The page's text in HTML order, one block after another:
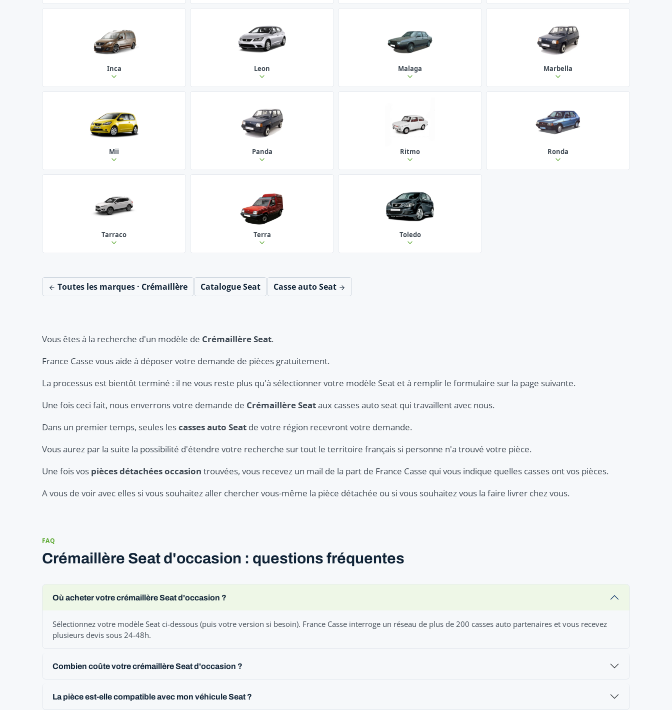
Inca Leon Malaga Marbella
Mii Panda Ritmo Ronda
Tarraco Terra Toledo
Toutes les marques · Crémaillère Catalogue Seat Casse auto Seat
Vous êtes à la recherche d'un modèle de Crémaillère Seat.
France Casse vous aide à déposer votre demande de pièces gratuitement.
La processus est bientôt terminé : il ne vous reste plus qu'à sélectionner votre modèle Seat et à remplir le formulaire sur la page suivante.
Une fois ceci fait, nous enverrons votre demande de Crémaillère Seataux casses auto seat qui travaillent avec nous.
Dans un premier temps, seules lescasses auto Seat de votre région recevront votre demande.
Vous aurez par la suite la possibilité d'étendre votre recherche sur tout le territoire français si personne n'a trouvé votre pièce.
Une fois vos pièces détachées occasion trouvées, vous recevez un mail de la part de France Casse qui vous indique quelles casses ont vos pièces.
A vous de voir avec elles si vous souhaitez aller chercher vous-même la pièce détachée ou si vous souhaitez vous la faire livrer chez vous.
FAQ
Crémaillère Seat d'occasion : questions fréquentes
Où acheter votre crémaillère Seat d'occasion ?
Sélectionnez votre modèle Seat ci-dessous (puis votre version si besoin). France Casse interroge un réseau de plus de 200 casses auto partenaires et vous recevez
plusieurs devis sous 24-48h.
Combien coûte votre crémaillère Seat d'occasion ?
La pièce est-elle compatible avec mon véhicule Seat ?